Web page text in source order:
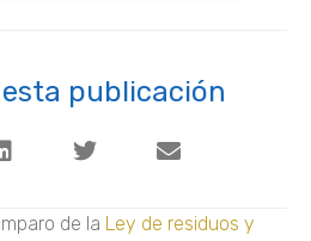
publicación
de la Ley de residuos y